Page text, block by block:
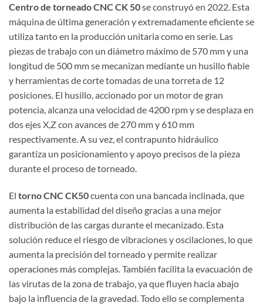
Centro de torneado CNC CK 50se construyó en 2022. Esta
máquina de última generación y extremadamente eficiente se
utiliza tanto en la producción unitaria como en serie. Las
piezas de trabajo con un diámetro máximo de 570 mm y una
longitud de 500 mm se mecanizan mediante un husillo fiable
y herramientas de corte tomadas de una torreta de 12
posiciones. El husillo, accionado por un motor de gran
potencia, alcanza una velocidad de 4200 rpm y se desplaza en
dos ejes X,Z con avances de 270 mm y 610 mm
respectivamente. A su vez, el contrapunto hidráulico
garantiza un posicionamiento y apoyo precisos de la pieza
durante el proceso de torneado.
El torno CNC CK50cuenta con una bancada inclinada, que
aumenta la estabilidad del diseño gracias a una mejor
distribución de las cargas durante el mecanizado. Esta
solución reduce el riesgo de vibraciones y oscilaciones, lo que
aumenta la precisión del torneado y permite realizar
operaciones más complejas. También facilita la evacuación de
las virutas de la zona de trabajo, ya que fluyen hacia abajo
bajo la influencia de la gravedad. Todo ello se complementa